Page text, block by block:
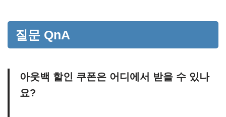
질문 QnA
아웃백 할인 쿠폰은 어디에서 받을 수 있나
요?